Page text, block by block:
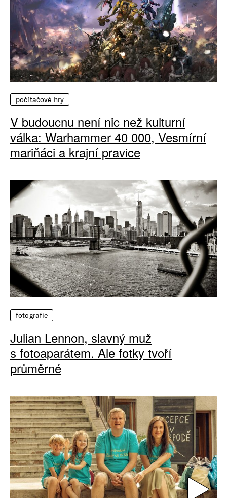
počítačové hry
V budoucnu není nic než kulturní
válka: Warhammer 40 000, Vesmírní
mariňáci a krajní pravice
fotografie
Julian Lennon, slavný muž
s fotoaparátem. Ale fotky tvoří
průměrné